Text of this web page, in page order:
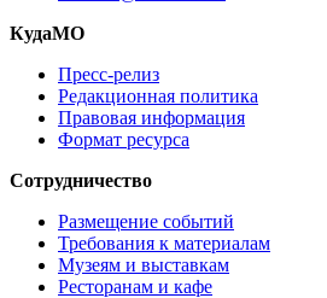
КудаМО
Пресс-релиз
Редакционная политика
Правовая информация
Формат ресурса
Сотрудничество
Размещение событий
Требования к материалам
Музеям и выставкам
Ресторанам и кафе